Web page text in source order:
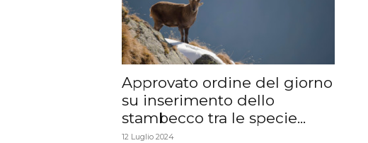
Approvato ordine del giorno
su inserimento dello
stambecco tra le specie...
12 Luglio 2024